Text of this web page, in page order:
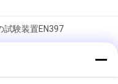
試験装置EN397
の電気特性の安全ヘル